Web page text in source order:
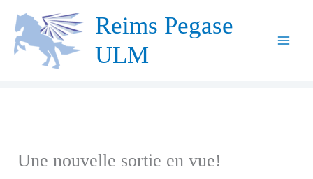
contenu
Reims Pegase
ULM
Une nouvelle sortie en vue!